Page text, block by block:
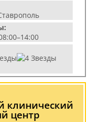
клинический
центр